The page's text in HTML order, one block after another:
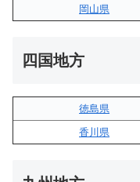
岡山県
四国地方
徳島県
香川県